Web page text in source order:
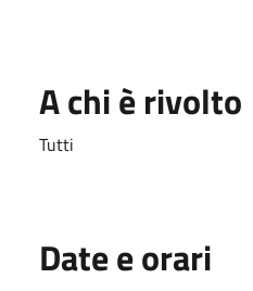
A chi è rivolto
Tutti
Date e orari